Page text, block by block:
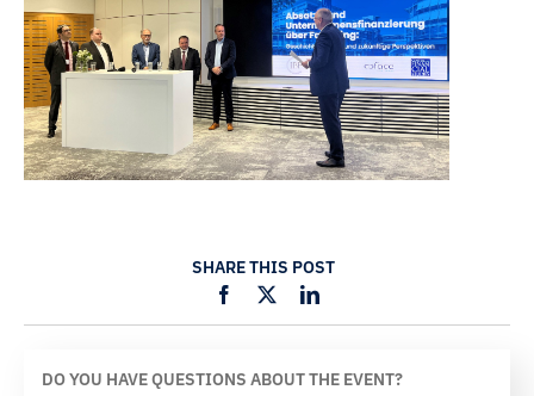
SHARE THIS POST
DO YOU HAVE QUESTIONS ABOUT THE EVENT?